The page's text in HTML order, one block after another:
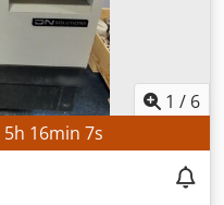
1 / 6
5h 16min 5s